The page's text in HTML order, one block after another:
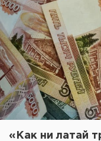
«Как ни латай